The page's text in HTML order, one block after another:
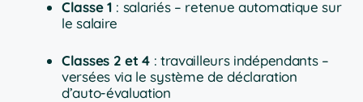
Classe 1 : salariés – retenue automatique sur
le salaire
Classes 2 et 4: travailleurs indépendants –
versées via le système de déclaration
d’auto-évaluation